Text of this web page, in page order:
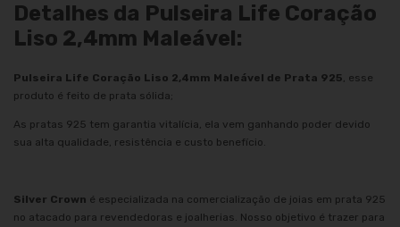
Detalhes da Pulseira Life Coração
Liso 2,4mm Maleável:
Pulseira Life Coração Liso 2,4mm Maleável de Prata 925, esse
produto é feito de prata sólida;
As pratas 925 tem garantia vitalícia, ela vem ganhando poder devido
sua alta qualidade, resistência e custo benefício.
Silver Crown é especializada na comercialização de joias em prata 925
no atacado para revendedoras e joalherias. Nosso objetivo é trazer para